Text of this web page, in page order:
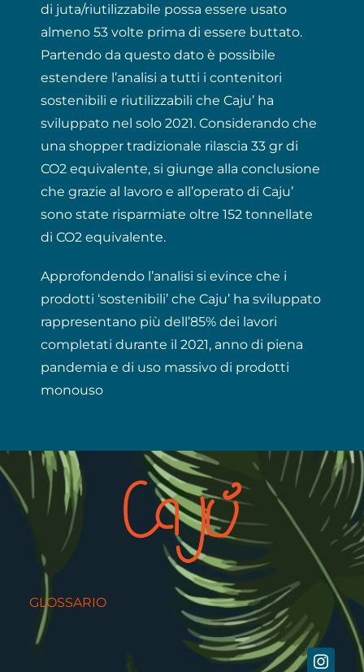
di juta/riutilizzabile possa essere usato
almeno 53 volte prima di essere buttato.
Partendo da questo dato è possibile
estendere l’analisi a tutti i contenitori
sostenibili e riutilizzabili che Caju’ ha
sviluppato nel solo 2021. Considerando che
una shopper tradizionale rilascia 33 gr di
CO2 equivalente, si giunge alla conclusione
che grazie al lavoro e all’operato di Caju’
sono state risparmiate oltre 152 tonnellate
di CO2 equivalente.
Approfondendo l’analisi si evince che i
prodotti ‘sostenibili’ che Caju’ ha sviluppato
rappresentano più dell’85% dei lavori
completati durante il 2021, anno di piena
pandemia e di uso massivo di prodotti
monouso
GLOSSARIO